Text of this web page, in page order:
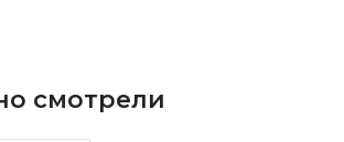
смотрели